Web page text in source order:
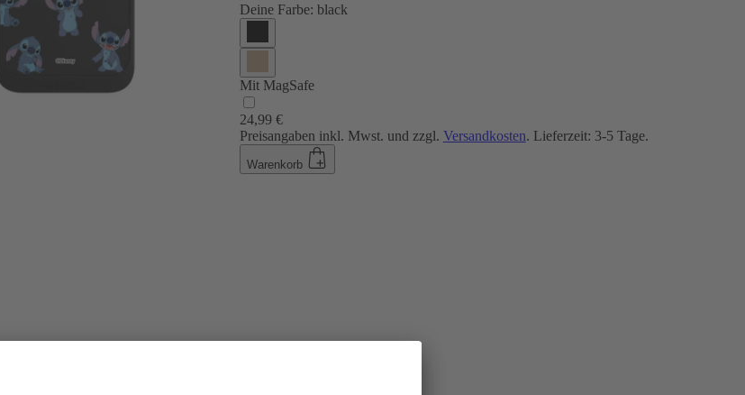
Deine Farbe: black
Mit MagSafe
24,99 €
Preisangaben inkl. Mwst. und zzgl. Versandkosten. Lieferzeit: 3-5 Tage.
Warenkorb